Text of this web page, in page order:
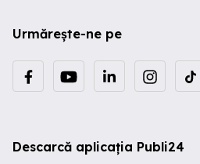
Urmărește-ne pe
Descarcă aplicația Publi24